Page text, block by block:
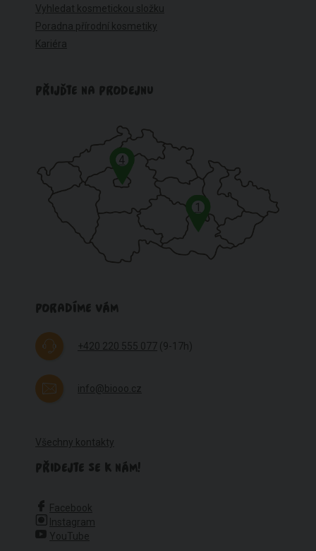
Vyhledat kosmetickou složku
Poradna přírodní kosmetiky
Kariéra
PŘIJĎTE NA PRODEJNU
1
4
PORADÍME VÁM
+420 220 555 077 (9-17h)
info@biooo.cz
Všechny kontakty
PŘIDEJTE SE K NÁM!
Facebook
Instagram
YouTube